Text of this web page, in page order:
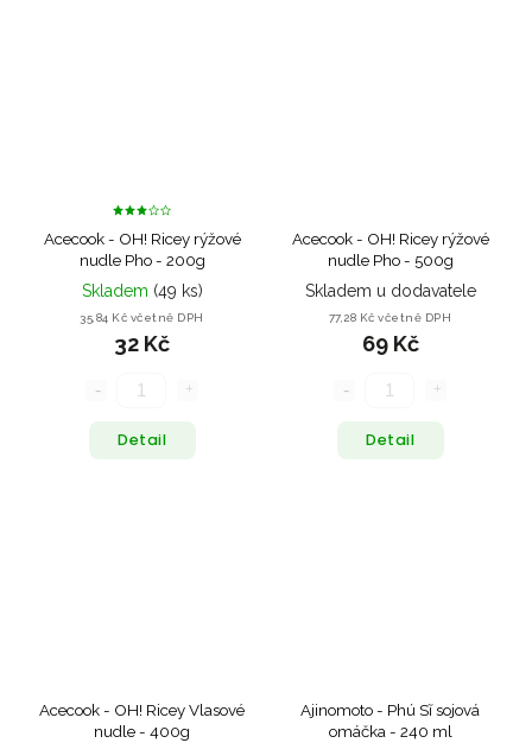
Acecook - OH! Ricey rýžové
nudle Pho - 200g
Skladem (49 ks)
35,84 Kč včetně DPH
32 Kč
Detail
Acecook - OH! Ricey rýžové
nudle Pho - 500g
Skladem u dodavatele
77,28 Kč včetně DPH
69 Kč
Detail
Acecook - OH! Ricey Vlasové
nudle - 400g
Ajinomoto - Phú Sĩ sojová
omáčka - 240 ml